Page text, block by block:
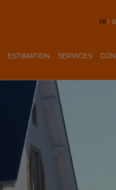
FR |
ESTIMATION SERVICES